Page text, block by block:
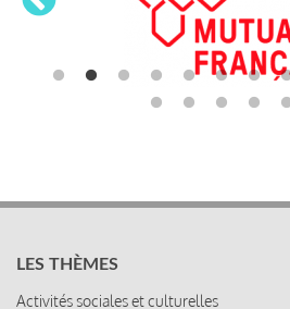
LES THÈMES
Activités sociales et culturelles